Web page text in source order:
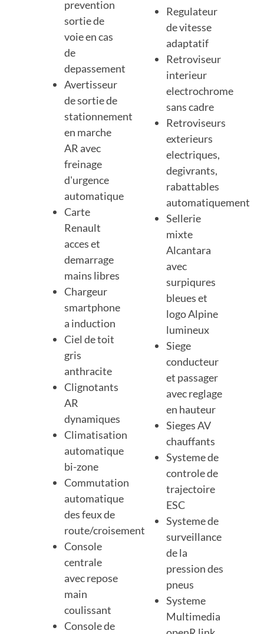
prevention
sortie de
voie en cas
de
depassement
Avertisseur
de sortie de
stationnement
en marche
AR avec
freinage
d'urgence
automatique
Carte
Renault
acces et
demarrage
mains libres
Chargeur
smartphone
a induction
Ciel de toit
gris
anthracite
Clignotants
AR
dynamiques
Climatisation
automatique
bi-zone
Commutation
automatique
des feux de
route/croisement
Console
centrale
avec repose
main
coulissant
Console de
Regulateur
de vitesse
adaptatif
Retroviseur
interieur
electrochrome
sans cadre
Retroviseurs
exterieurs
electriques,
degivrants,
rabattables
automatiquement
Sellerie
mixte
Alcantara
avec
surpiqures
bleues et
logo Alpine
lumineux
Siege
conducteur
et passager
avec reglage
en hauteur
Sieges AV
chauffants
Systeme de
controle de
trajectoire
ESC
Systeme de
surveillance
de la
pression des
pneus
Systeme
Multimedia